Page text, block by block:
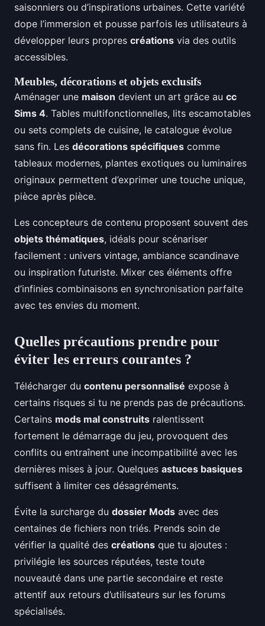
saisonniers ou d’inspirations urbaines. Cette variété
dope l’immersion et pousse parfois les utilisateurs à
développer leurs propres créations via des outils
accessibles.
Meubles, décorations et objets exclusifs
Aménager une maison devient un art grâce au cc
Sims 4. Tables multifonctionnelles, lits escamotables
ou sets complets de cuisine, le catalogue évolue
sans fin. Les décorations spécifiques comme
tableaux modernes, plantes exotiques ou luminaires
originaux permettent d’exprimer une touche unique,
pièce après pièce.
Les concepteurs de contenu proposent souvent des
objets thématiques, idéals pour scénariser
facilement : univers vintage, ambiance scandinave
ou inspiration futuriste. Mixer ces éléments offre
d’infinies combinaisons en synchronisation parfaite
avec tes envies du moment.
Quelles précautions prendre pour
éviter les erreurs courantes ?
Télécharger du contenu personnalisé expose à
certains risques si tu ne prends pas de précautions.
Certains mods mal construits ralentissent
fortement le démarrage du jeu, provoquent des
conflits ou entraînent une incompatibilité avec les
dernières mises à jour. Quelques astuces basiques
suffisent à limiter ces désagréments.
Évite la surcharge du dossier Mods avec des
centaines de fichiers non triés. Prends soin de
vérifier la qualité des créations que tu ajoutes :
privilégie les sources réputées, teste toute
nouveauté dans une partie secondaire et reste
attentif aux retours d’utilisateurs sur les forums
spécialisés.